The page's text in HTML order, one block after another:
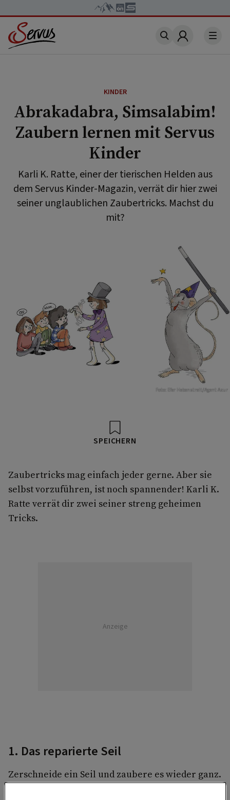
Account
KINDER
Abrakadabra, Simsalabim!
Zaubern lernen mit Servus
Kinder
Karli K. Ratte, einer der tierischen Helden aus
dem Servus Kinder-Magazin, verrät dir hier zwei
seiner unglaublichen Zaubertricks. Machst du
mit?
Foto: Efer Hebenstreit/Agent Azur
SPEICHERN
Zaubertricks mag einfach jeder gerne. Aber sie
selbst vorzuführen, ist noch spannender! Karli K.
Ratte verrät dir zwei seiner streng geheimen
Tricks.
Anzeige
1. Das reparierte Seil
Zerschneide ein Seil und zaubere es wieder ganz.